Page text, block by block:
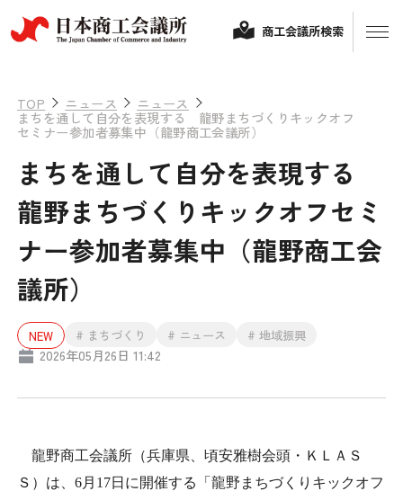
経営相談
ビジネス交流
会頭コメント
政策提言
調査・研究
組織概要
商工会議所検索
TOP ニュース ニュース
まちを通して自分を表現する 龍野まちづくりキックオフ
セミナー参加者募集中（龍野商工会議所）
まちを通して自分を表現する
龍野まちづくりキックオフセミ
ナー参加者募集中（龍野商工会
議所）
NEW # まちづくり # ニュース # 地域振興
2026年05月26日 11:42
龍野商工会議所（兵庫県、頃安雅樹会頭・ＫＬＡＳ
Ｓ）は、 6月 17日に開催する「龍野まちづくりキックオフ